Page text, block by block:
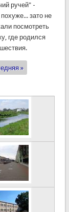
ручей" -
зато не
посмотреть
где родился
»